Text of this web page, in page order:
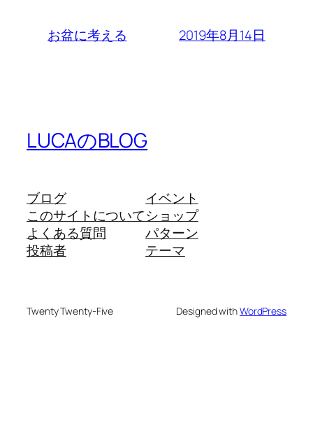
お盆に考える 2019年8月14日
LUCAのBLOG
ブログ
このサイトについて
よくある質問
投稿者
イベント
ショップ
パターン
テーマ
Twenty Twenty-Five Designed withWordPress